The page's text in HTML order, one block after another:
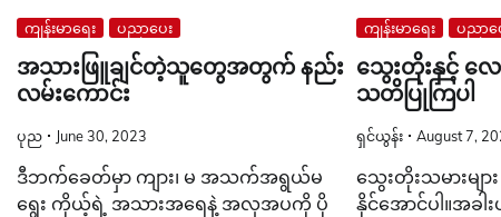
ကျန်းမာရေး ပညာပေး
အသားဖြူချင်တဲ့သူတွေအတွက် နည်း
လမ်းကောင်း
ပုည June 30, 2023
ဒီဘက်ခေတ်မှာ ကျား၊ မ အသက်အရွယ်မ
ရွေး ကိုယ့်ရဲ့ အသားအရေနဲ့ အလှအပကို ပို
ကျန်းမာရေး ပညာပ
သွေးတိုးနှင့် လေ
သတိပြုကြပါ
ရှင်ယွန်း August 7,
သွေးတိုးသမားမျ
နိုင်အောင်ပါ။အခ